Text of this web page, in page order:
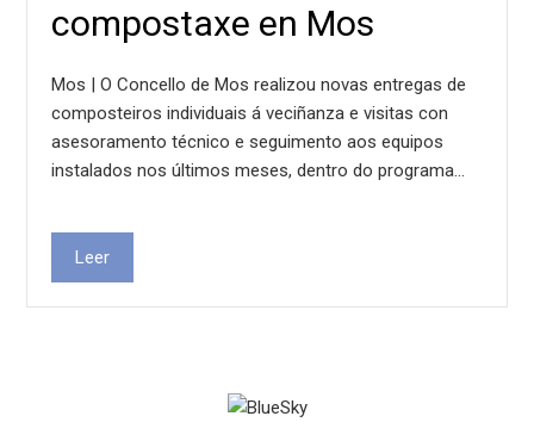
compostaxe en Mos
Mos | O Concello de Mos realizou novas entregas de
composteiros individuais á veciñanza e visitas con
asesoramento técnico e seguimento aos equipos
instalados nos últimos meses, dentro do programa…
Leer